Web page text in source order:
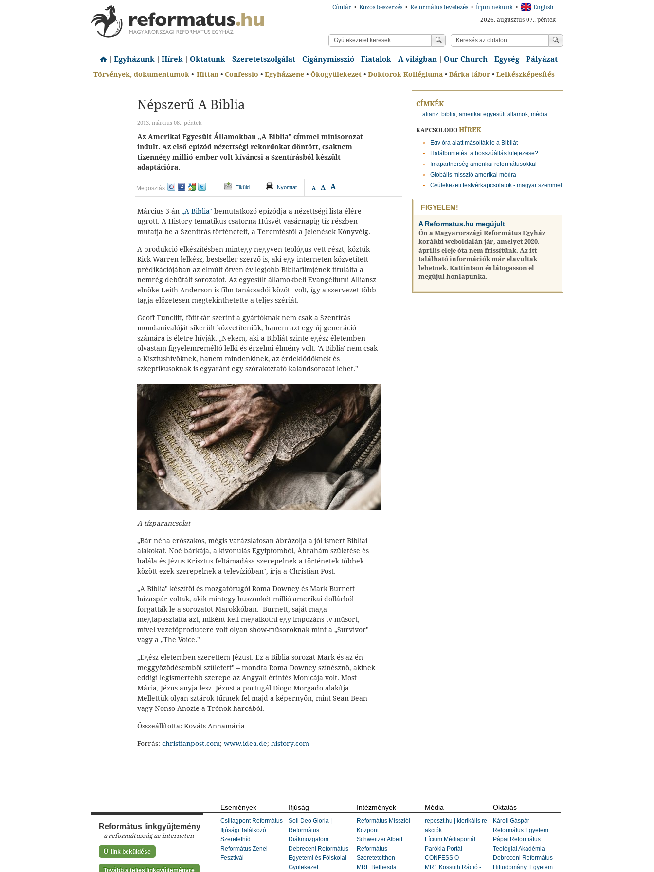
Címtár • Közös beszerzés • Református levelezés • Írjon nekünk •
English
2026. augusztus 07., péntek
Egyházunk Hírek Oktatunk Szeretetszolgálat Cigánymisszió Fiatalok A világban Our Church Egység Pályázat
Törvények, dokumentumok • Hittan • Confessio • Egyházzene • Ökogyülekezet • Doktorok Kollégiuma • Bárka tábor • Lelkészképesítés
Népszerű A Biblia
2013. március 08., péntek
Az Amerikai Egyesült Államokban „A Biblia" címmel minisorozat
indult. Az első epizód nézettségi rekordokat döntött, csaknem
tizennégy millió ember volt kíváncsi a Szentírásból készült
adaptációra.
Megosztás Elküld Nyomtat A A A
Március 3-án „A Biblia" bemutatkozó epizódja a nézettségi lista élére
ugrott. A History tematikus csatorna Húsvét vasárnapig tíz részben
mutatja be a Szentírás történeteit, a Teremtéstől a Jelenések Könyvéig.
A produkció elkészítésben mintegy negyven teológus vett részt, köztük
Rick Warren lelkész, bestseller szerző is, aki egy interneten közvetített
prédikációjában az elmúlt ötven év legjobb Bibliafilmjének titulálta a
nemrég debütált sorozatot. Az egyesült államokbeli Evangéliumi Alliansz
elnöke Leith Anderson is film tanácsadói között volt, így a szervezet több
tagja előzetesen megtekinthetette a teljes szériát.
Geoff Tuncliff, főtitkár szerint a gyártóknak nem csak a Szentírás
mondanivalóját sikerült közvetíteniük, hanem azt egy új generáció
számára is életre hívják. „Nekem, aki a Bibliát szinte egész életemben
olvastam figyelemreméltó lelki és érzelmi élmény volt. 'A Biblia' nem csak
a Kisztushívőknek, hanem mindenkinek, az érdeklődőknek és
szkeptikusoknak is egyaránt egy szórakoztató kalandsorozat lehet."
A tízparancsolat
„Bár néha erőszakos, mégis varázslatosan ábrázolja a jól ismert Bibliai
alakokat. Noé bárkája, a kivonulás Egyiptomból, Ábrahám születése és
halála és Jézus Krisztus feltámadása szerepelnek a történetek többek
között ezek szerepelnek a televízióban", írja a Christian Post.
„A Biblia" készítői és mozgatórugói Roma Downey és Mark Burnett
házaspár voltak, akik mintegy huszonkét millió amerikai dollárból
forgatták le a sorozatot Marokkóban. Burnett, saját maga
megtapasztalta azt, miként kell megalkotni egy impozáns tv-műsort,
mivel vezetőproducere volt olyan show-műsoroknak mint a „Survivor"
vagy a „The Voice."
„Egész életemben szerettem Jézust. Ez a Biblia-sorozat Mark és az én
meggyőződésemből született" – mondta Roma Downey színésznő, akinek
eddigi legismertebb szerepe az Angyali érintés Monicája volt. Most
Mária, Jézus anyja lesz. Jézust a portugál Diogo Morgado alakítja.
Mellettük olyan sztárok tűnnek fel majd a képernyőn, mint Sean Bean
vagy Nonso Anozie a Trónok harcából.
Összeállította: Kováts Annamária
Forrás: christianpost.com; www.idea.de; history.com
CÍMKÉK
alianz, biblia, amerikai egyesült államok, média
KAPCSOLÓDÓ HÍREK
Egy óra alatt másolták le a Bibliát
Halálbüntetés: a bosszúállás kifejezése?
Imapartnerség amerikai reformátusokkal
Globális misszió amerikai módra
Gyülekezeti testvérkapcsolatok - magyar szemmel
FIGYELEM!
A Reformatus.hu megújult
Ön a Magyarországi Református Egyház
korábbi weboldalán jár, amelyet 2020.
április eleje óta nem frissítünk. Az itt
található információk már elavultak
lehetnek. Kattintson és látogasson el
megújul honlapunka.
Református linkgyűjtemény
– a reformátusság az interneten
Új link beküldése
Tovább a teljes linkgyűjteményre
Események
Csillagpont Református
Ifjúsági Találkozó
Szeretethíd
Református Zenei
Fesztivál
Ifjúság
Soli Deo Gloria |
Református
Diákmozgalom
Debreceni Református
Egyetemi és Főiskolai
Gyülekezet
Intézmények
Református Missziói
Központ
Schweitzer Albert
Református
Szeretetotthon
MRE Bethesda
Média
reposzt.hu | klerikális re-
akciók
Lícium Médiaportál
Parókia Portál
CONFESSIO
MR1 Kossuth Rádió -
Oktatás
Károli Gáspár
Református Egyetem
Pápai Református
Teológiai Akadémia
Debreceni Református
Hittudományi Egyetem